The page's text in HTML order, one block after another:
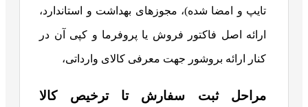
تایپ و امضا شده)، مجوزهای بهداشت و استاندارد،
ارائه اصل فاکتور فروش یا پروفرما و کپی آن در
کنار ارائه بروشور جهت معرفی کالای وارداتی،
مراحل ثبت سفارش تا ترخیص کالا